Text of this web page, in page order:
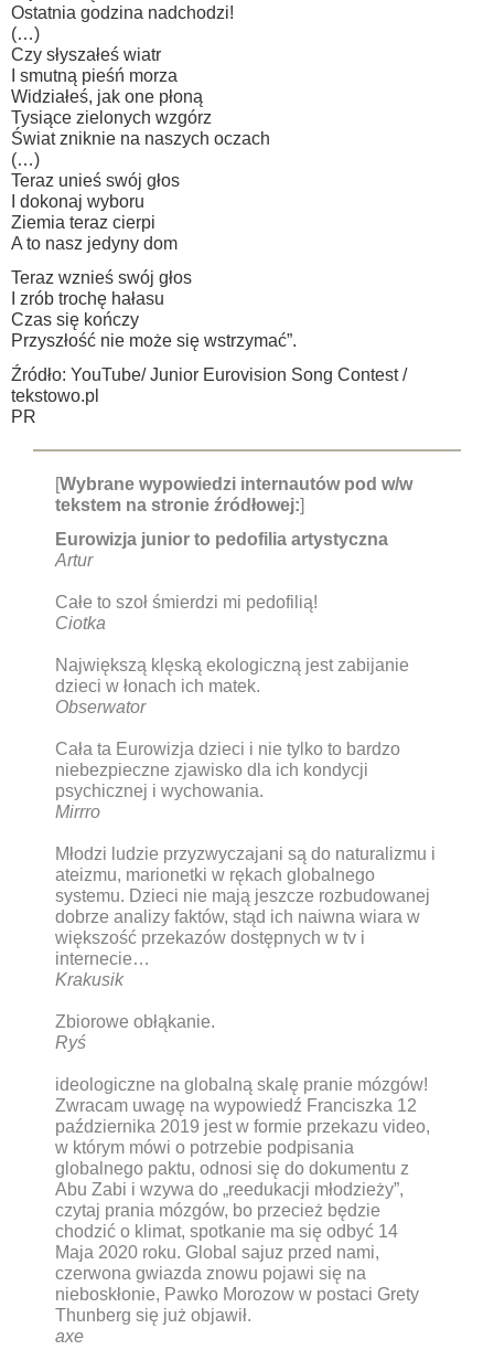
Ostatnia godzina nadchodzi!
(…)
Czy słyszałeś wiatr
I smutną pieśń morza
Widziałeś, jak one płoną
Tysiące zielonych wzgórz
Świat zniknie na naszych oczach
(…)
Teraz unieś swój głos
I dokonaj wyboru
Ziemia teraz cierpi
A to nasz jedyny dom
Teraz wznieś swój głos
I zrób trochę hałasu
Czas się kończy
Przyszłość nie może się wstrzymać”.
Źródło: YouTube/ Junior Eurovision Song Contest /
tekstowo.pl
PR
[Wybrane wypowiedzi internautów pod w/w
tekstem na stronie źródłowej:]
Eurowizja junior to pedofilia artystyczna
Artur
Całe to szoł śmierdzi mi pedofilią!
Ciotka
Największą klęską ekologiczną jest zabijanie
dzieci w łonach ich matek.
Obserwator
Cała ta Eurowizja dzieci i nie tylko to bardzo
niebezpieczne zjawisko dla ich kondycji
psychicznej i wychowania.
Mirrro
Młodzi ludzie przyzwyczajani są do naturalizmu i
ateizmu, marionetki w rękach globalnego
systemu. Dzieci nie mają jeszcze rozbudowanej
dobrze analizy faktów, stąd ich naiwna wiara w
większość przekazów dostępnych w tv i
internecie…
Krakusik
Zbiorowe obłąkanie.
Ryś
ideologiczne na globalną skalę pranie mózgów!
Zwracam uwagę na wypowiedź Franciszka 12
października 2019 jest w formie przekazu video,
w którym mówi o potrzebie podpisania
globalnego paktu, odnosi się do dokumentu z
Abu Zabi i wzywa do „reedukacji młodzieży”,
czytaj prania mózgów, bo przecież będzie
chodzić o klimat, spotkanie ma się odbyć 14
Maja 2020 roku. Global sajuz przed nami,
czerwona gwiazda znowu pojawi się na
nieboskłonie, Pawko Morozow w postaci Grety
Thunberg się już objawił.
axe